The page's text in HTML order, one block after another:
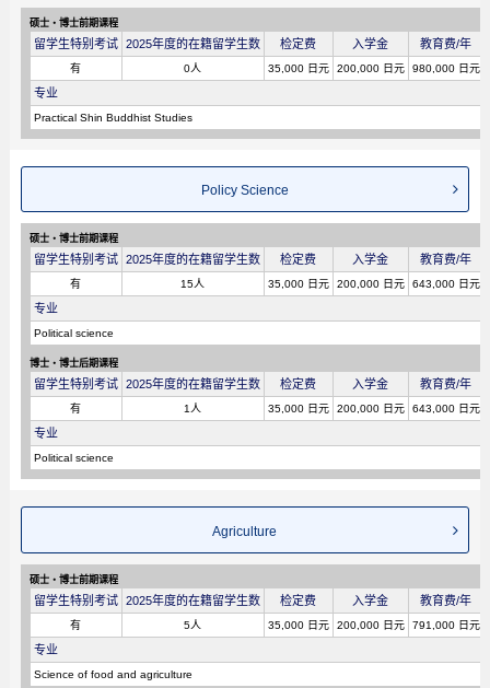
硕士・博士前期课程
留学生特别考试 2025年度的在籍留学生数 检定费 入学金 教育费/年
有 0人 35,000 日元 200,000 日元 980,000 日元
专业
Practical Shin Buddhist Studies
Policy Science
硕士・博士前期课程
留学生特别考试 2025年度的在籍留学生数 检定费 入学金 教育费/年
有 15人 35,000 日元 200,000 日元 643,000 日元
专业
Political science
博士・博士后期课程
留学生特别考试 2025年度的在籍留学生数 检定费 入学金 教育费/年
有 1人 35,000 日元 200,000 日元 643,000 日元
专业
Political science
Agriculture
硕士・博士前期课程
留学生特别考试 2025年度的在籍留学生数 检定费 入学金 教育费/年
有 5人 35,000 日元 200,000 日元 791,000 日元
专业
Science of food and agriculture